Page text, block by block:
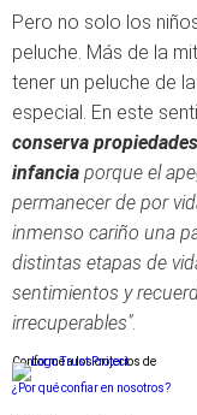
Pero no solo los
peluche. Más de la
tener un peluche de
especial. En este
conserva
infancia porque el
permanecer de por
inmenso cariño una
distintas etapas de
sentimientos y
irrecuperables".
Conforme a los criterios de
¿Por qué confiar en nosotros?